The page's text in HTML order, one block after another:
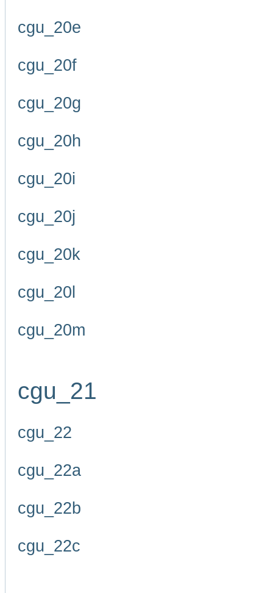
cgu_20e
cgu_20f
cgu_20g
cgu_20h
cgu_20i
cgu_20j
cgu_20k
cgu_20l
cgu_20m
cgu_21
cgu_22
cgu_22a
cgu_22b
cgu_22c